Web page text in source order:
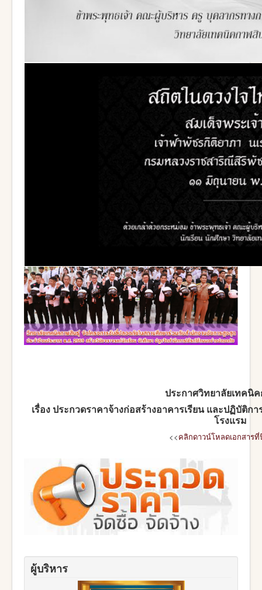
ประกาศวิทยาลัยเทคนิ
เรื่อง ประกวดราคาจ้างก่อสร้างอาคารเรียน และปฏิบัติก
โรงแรม
<<คลิกดาวน์โหลดเอกสาร
ผู้บริหาร